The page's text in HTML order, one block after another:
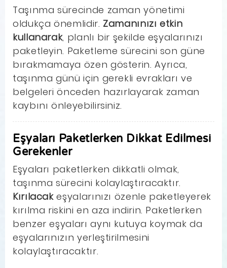
Taşınma sürecinde zaman yönetimi
oldukça önemlidir. Zamanınızı etkin
kullanarak, planlı bir şekilde eşyalarınızı
paketleyin. Paketleme sürecini son güne
bırakmamaya özen gösterin. Ayrıca,
taşınma günü için gerekli evrakları ve
belgeleri önceden hazırlayarak zaman
kaybını önleyebilirsiniz.
Eşyaları Paketlerken Dikkat Edilmesi
Gerekenler
Eşyaları paketlerken dikkatli olmak,
taşınma sürecini kolaylaştıracaktır.
Kırılacakeşyalarınızı özenle paketleyerek
kırılma riskini en aza indirin. Paketlerken
benzer eşyaları aynı kutuya koymak da
eşyalarınızın yerleştirilmesini
kolaylaştıracaktır.